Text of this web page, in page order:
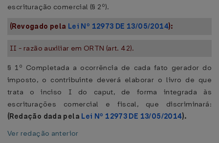
escrituração comercial (§ 2º).
(Revogado pela Lei Nº 12973 DE 13/05/2014):
II - razão auxiliar em ORTN (art. 42).
§ 1º Completada a ocorrência de cada fato gerador do
imposto, o contribuinte deverá elaborar o livro de que
trata o inciso I do caput, de forma integrada às
escriturações comercial e fiscal, que discriminará:
(Redação dada pela Lei Nº 12973 DE 13/05/2014).
Ver redação anterior